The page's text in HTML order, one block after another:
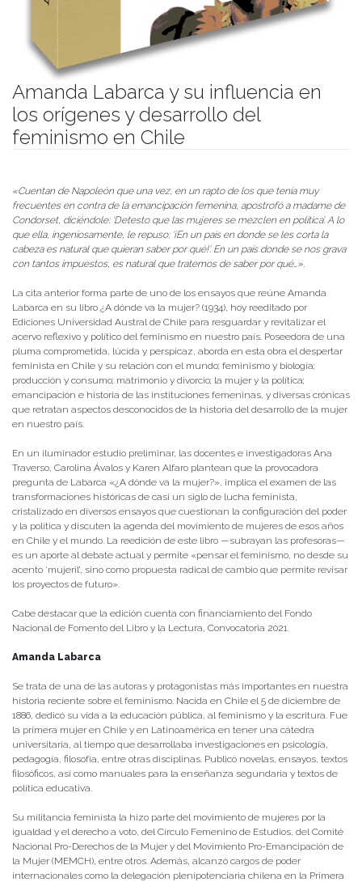
Amanda Labarca y su influencia en
los orígenes y desarrollo del
feminismo en Chile
«Cuentan de Napoleón que una vez, en un rapto de los que tenía muy
frecuentes en contra de la emancipación femenina, apostrofó a madame de
Condorset, diciéndole: ‘Detesto que las mujeres se mezclen en política’. A lo
que ella, ingeniosamente, le repuso: ‘¡En un país en donde se les corta la
cabeza es natural que quieran saber por qué!’. En un país donde se nos grava
con tantos impuestos, es natural que tratemos de saber por qué…».
La cita anterior forma parte de uno de los ensayos que reúne Amanda
Labarca en su libro ¿A dónde va la mujer? (1934), hoy reeditado por
Ediciones Universidad Austral de Chile para resguardar y revitalizar el
acervo reflexivo y político del feminismo en nuestro país. Poseedora de una
pluma comprometida, lúcida y perspicaz, aborda en esta obra el despertar
feminista en Chile y su relación con el mundo; feminismo y biología;
producción y consumo; matrimonio y divorcio; la mujer y la política;
emancipación e historia de las instituciones femeninas, y diversas crónicas
que retratan aspectos desconocidos de la historia del desarrollo de la mujer
en nuestro país.
En un iluminador estudio preliminar, las docentes e investigadoras Ana
Traverso, Carolina Ávalos y Karen Alfaro plantean que la provocadora
pregunta de Labarca «¿A dónde va la mujer?», implica el examen de las
transformaciones históricas de casi un siglo de lucha feminista,
cristalizado en diversos ensayos que cuestionan la configuración del poder
y la política y discuten la agenda del movimiento de mujeres de esos años
en Chile y el mundo. La reedición de este libro —subrayan las profesoras—
es un aporte al debate actual y permite «pensar el feminismo, no desde su
acento ‘mujeril’, sino como propuesta radical de cambio que permite revisar
los proyectos de futuro».
Cabe destacar que la edición cuenta con financiamiento del Fondo
Nacional de Fomento del Libro y la Lectura, Convocatoria 2021.
Amanda Labarca
Se trata de una de las autoras y protagonistas más importantes en nuestra
historia reciente sobre el feminismo. Nacida en Chile el 5 de diciembre de
1886, dedicó su vida a la educación pública, al feminismo y la escritura. Fue
la primera mujer en Chile y en Latinoamérica en tener una cátedra
universitaria, al tiempo que desarrollaba investigaciones en psicología,
pedagogía, filosofía, entre otras disciplinas. Publicó novelas, ensayos, textos
filosóficos, así como manuales para la enseñanza segundaria y textos de
política educativa.
Su militancia feminista la hizo parte del movimiento de mujeres por la
igualdad y el derecho a voto, del Círculo Femenino de Estudios, del Comité
Nacional Pro-Derechos de la Mujer y del Movimiento Pro-Emancipación de
la Mujer (MEMCH), entre otros. Además, alcanzó cargos de poder
internacionales como la delegación plenipotenciaria chilena en la Primera